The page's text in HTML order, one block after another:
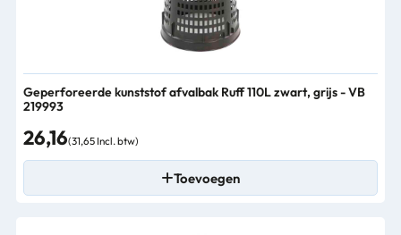
Geperforeerde kunststof afvalbak Ruff 110L zwart, grijs - VB
219993
26,16(31,65 Incl. btw)
Toevoegen